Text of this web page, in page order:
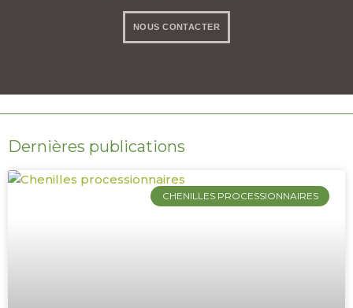
NOUS CONTACTER
Dernières publications
CHENILLES PROCESSIONNAIRES